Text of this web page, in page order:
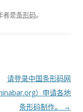
者是条形码。
请登录中国条形码网
）申请各地
条形码制作。
→